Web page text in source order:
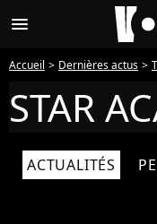
menu
Accueil Dernières actus
STAR
ACTUALITÉS